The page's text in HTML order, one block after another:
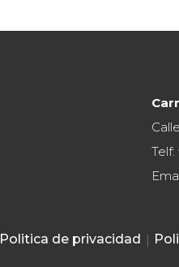
Telf:
Politica de privacidad |